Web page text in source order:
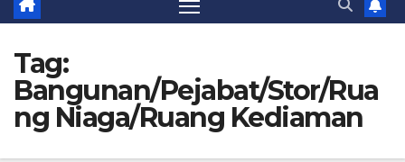
Tag:
Bangunan/Pejabat/Stor/Rua
ng Niaga/Ruang Kediaman